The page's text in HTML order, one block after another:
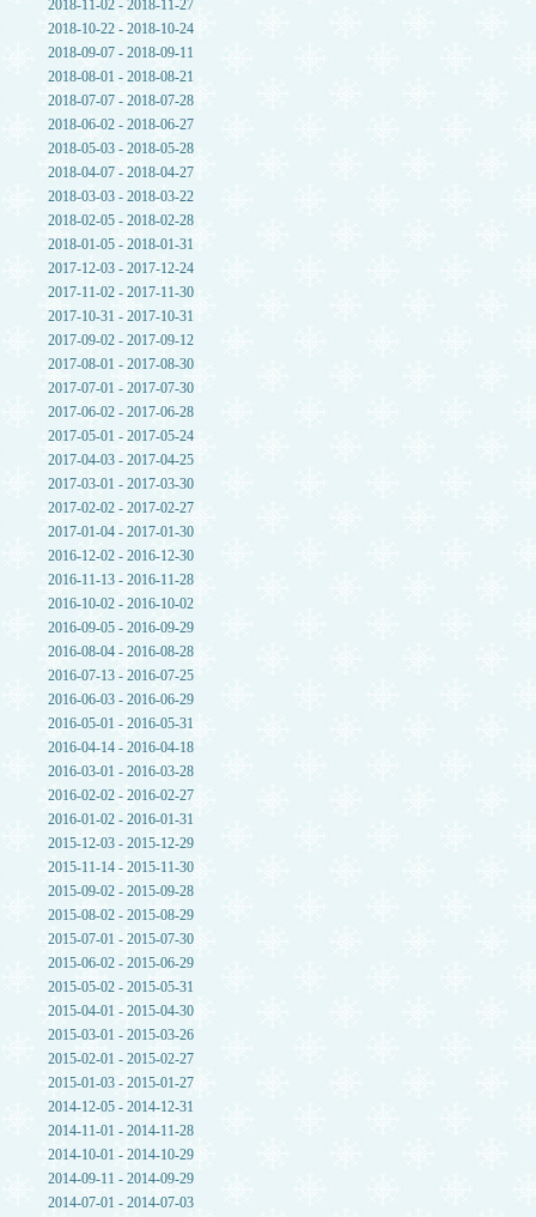
2018-11-02 - 2018-11-27
2018-10-22 - 2018-10-24
2018-09-07 - 2018-09-11
2018-08-01 - 2018-08-21
2018-07-07 - 2018-07-28
2018-06-02 - 2018-06-27
2018-05-03 - 2018-05-28
2018-04-07 - 2018-04-27
2018-03-03 - 2018-03-22
2018-02-05 - 2018-02-28
2018-01-05 - 2018-01-31
2017-12-03 - 2017-12-24
2017-11-02 - 2017-11-30
2017-10-31 - 2017-10-31
2017-09-02 - 2017-09-12
2017-08-01 - 2017-08-30
2017-07-01 - 2017-07-30
2017-06-02 - 2017-06-28
2017-05-01 - 2017-05-24
2017-04-03 - 2017-04-25
2017-03-01 - 2017-03-30
2017-02-02 - 2017-02-27
2017-01-04 - 2017-01-30
2016-12-02 - 2016-12-30
2016-11-13 - 2016-11-28
2016-10-02 - 2016-10-02
2016-09-05 - 2016-09-29
2016-08-04 - 2016-08-28
2016-07-13 - 2016-07-25
2016-06-03 - 2016-06-29
2016-05-01 - 2016-05-31
2016-04-14 - 2016-04-18
2016-03-01 - 2016-03-28
2016-02-02 - 2016-02-27
2016-01-02 - 2016-01-31
2015-12-03 - 2015-12-29
2015-11-14 - 2015-11-30
2015-09-02 - 2015-09-28
2015-08-02 - 2015-08-29
2015-07-01 - 2015-07-30
2015-06-02 - 2015-06-29
2015-05-02 - 2015-05-31
2015-04-01 - 2015-04-30
2015-03-01 - 2015-03-26
2015-02-01 - 2015-02-27
2015-01-03 - 2015-01-27
2014-12-05 - 2014-12-31
2014-11-01 - 2014-11-28
2014-10-01 - 2014-10-29
2014-09-11 - 2014-09-29
2014-07-01 - 2014-07-03